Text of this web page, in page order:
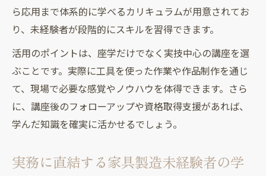
ら応用まで体系的に学べるカリキュラムが用意されてお
り、未経験者が段階的にスキルを習得できます。
活用のポイントは、座学だけでなく実技中心の講座を選
ぶことです。実際に工具を使った作業や作品制作を通じ
て、現場で必要な感覚やノウハウを体得できます。さら
に、講座後のフォローアップや資格取得支援があれば、
学んだ知識を確実に活かせるでしょう。
実務に直結する家具製造未経験者の学